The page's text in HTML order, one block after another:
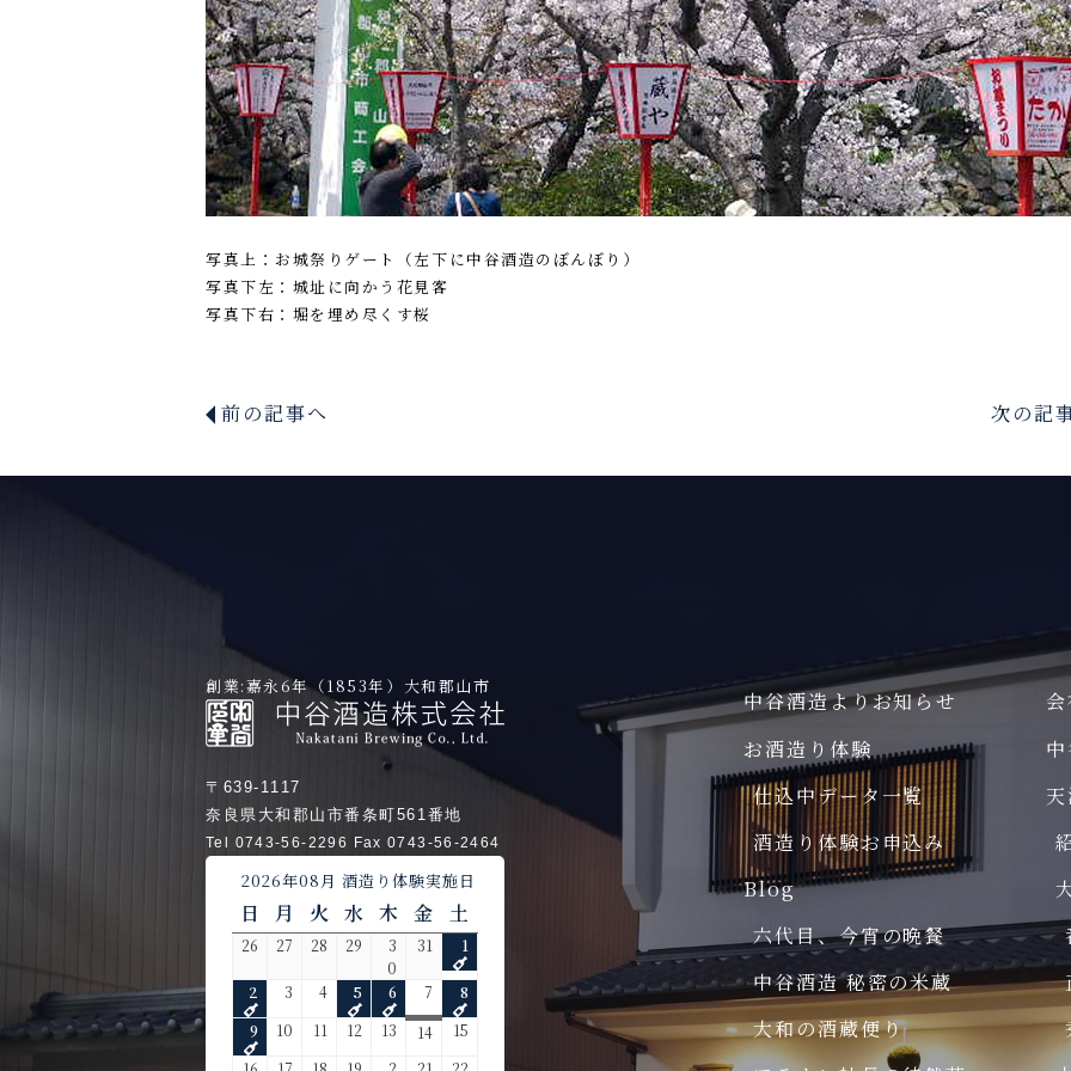
写真上：お城祭りゲート（左下に中谷酒造のぼんぼり）
写真下左：城址に向かう花見客
写真下右：堀を埋め尽くす桜
前の記事へ 次の記
中谷酒造よりお知らせ
お酒造り体験
仕込中データ一覧
酒造り体験お申込み
Blog
六代目、今宵の晩餐
中谷酒造 秘密の米蔵
大和の酒蔵便り
創業:嘉永6年（1853年）大和郡山市
〒639-1117
奈良県大和郡山市番条町561番地
Tel 0743-56-2296 Fax 0743-56-2464